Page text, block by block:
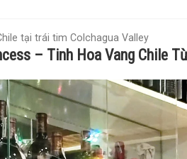
tại trái tim Colchagua Valley
– Tinh Hoa Vang Chile